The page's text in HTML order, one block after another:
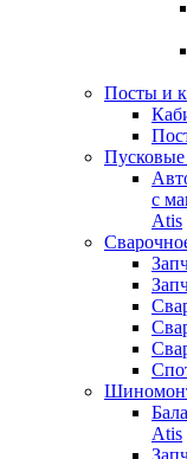
Посты и
Пусковые
с
Atis
Atis